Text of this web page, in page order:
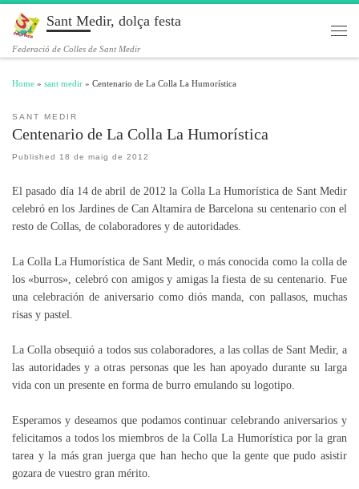
Skip to content
Sant Medir, dolça festa
Federació de Colles de Sant Medir
Home » sant medir » Centenario de La Colla La Humorística
SANT MEDIR
Centenario de La Colla La Humorística
Published 18 de maig de 2012
El pasado día 14 de abril de 2012 la Colla La Humorística de Sant Medir
celebró en los Jardines de Can Altamira de Barcelona su centenario con el
resto de Collas, de colaboradores y de autoridades.
La Colla La Humorística de Sant Medir, o más conocida como la colla de
los «burros», celebró con amigos y amigas la fiesta de su centenario. Fue
una celebración de aniversario como diós manda, con pallasos, muchas
risas y pastel.
La Colla obsequió a todos sus colaboradores, a las collas de Sant Medir, a
las autoridades y a otras personas que les han apoyado durante su larga
vida con un presente en forma de burro emulando su logotipo.
Esperamos y deseamos que podamos continuar celebrando aniversarios y
felicitamos a todos los miembros de la Colla La Humorística por la gran
tarea y la más gran juerga que han hecho que la gente que pudo asistir
gozara de vuestro gran mérito.